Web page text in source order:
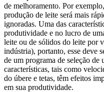
de melhoramento. Por
produção de leite será mais
ignoradas. Uma das
produtividade e no lucro de
leite ou de sólidos do leite por
indústria), portanto, esse deve
de um programa de seleção
características, tais como
do úbere e tetas, têm efeitos
em sua produtividade.